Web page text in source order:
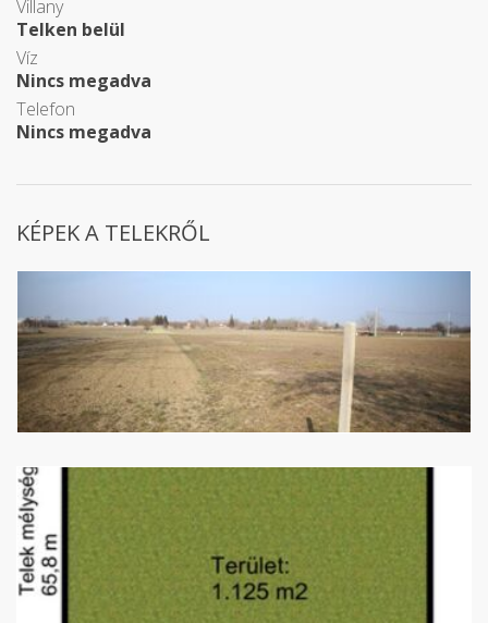
Villany
Telken belül
Víz
Nincs megadva
Telefon
Nincs megadva
KÉPEK A TELEKRŐL